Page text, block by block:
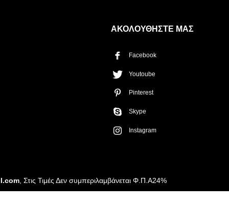
ΑΚΟΛΟΥΘΗΣΤΕ ΜΑΣ
Facebook
Youtoube
Pinterest
Skype
Instagram
, Στις Τιμές Δεν συμπεριλαμβάνεται Φ.Π.Α24%
πατήστε Προσθήκη για να ξεκινήσετε.
Αποστολή
Αποστολή Αιτήματος